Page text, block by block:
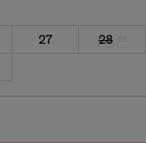
27
28